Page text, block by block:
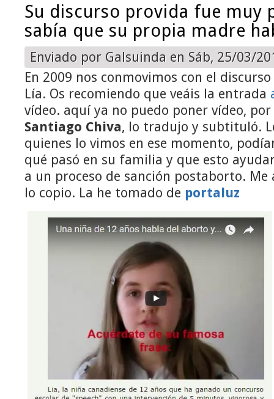
Su discurso provida fue muy
sabía que su propia madre
Enviado por Galsuinda en Sáb, 25/03/
En 2009 nos conmovimos con el
Lía. Os recomiendo que veáis la entrada
vídeo. aquí ya no puedo poner vídeo,
Santiago Chiva, lo tradujo y subtituló.
quienes lo vimos en ese momento,
qué pasó en su familia y que esto
a un proceso de sanción postaborto. Me
lo copio. La he tomado de portaluz